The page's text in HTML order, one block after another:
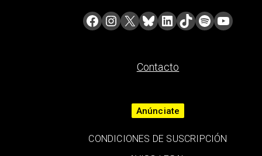
Contacto
Anúnciate
CONDICIONES DE SUSCRIPCIÓN